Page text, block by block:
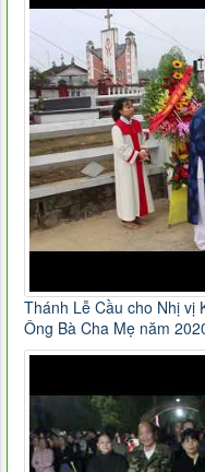
Thánh Lễ Cầu cho Nhị vị
Ông Bà Cha Mẹ năm